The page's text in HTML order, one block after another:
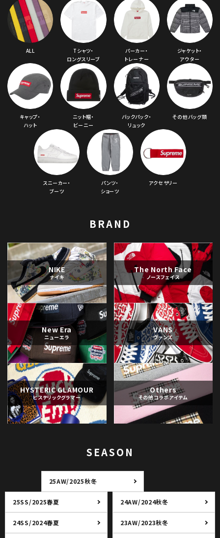
ALL
Tシャツ・
ロングスリーブ
パーカー・
トレーナー
ジャケット・
アウター
キャップ・
ハット
ニット帽・
ビーニー
バックパック・
リュック
その他バッグ類
スニーカー・
ブーツ
パンツ・
ショーツ
アクセサリー
BRAND
NIKE
ナイキ
The North Face
ノースフェイス
New Era
ニューエラ
VANS
ヴァンズ
HYSTERIC GLAMOUR
ヒステリックグラマー
Others
その他コラボアイテム
SEASON
25AW/2025秋冬
25SS/2025春夏 24AW/2024秋冬
24SS/2024春夏 23AW/2023秋冬